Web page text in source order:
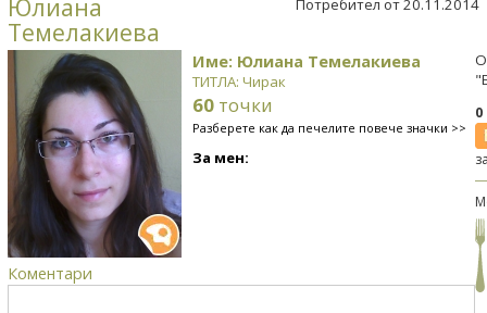
Юлиана
Темелакиева
Потребител от 20.11.2014
Име: Юлиана Темелакиева
ТИТЛА: Чирак
60 точки
Разберете как да печелите повече значки >>
За мен:
Коментари